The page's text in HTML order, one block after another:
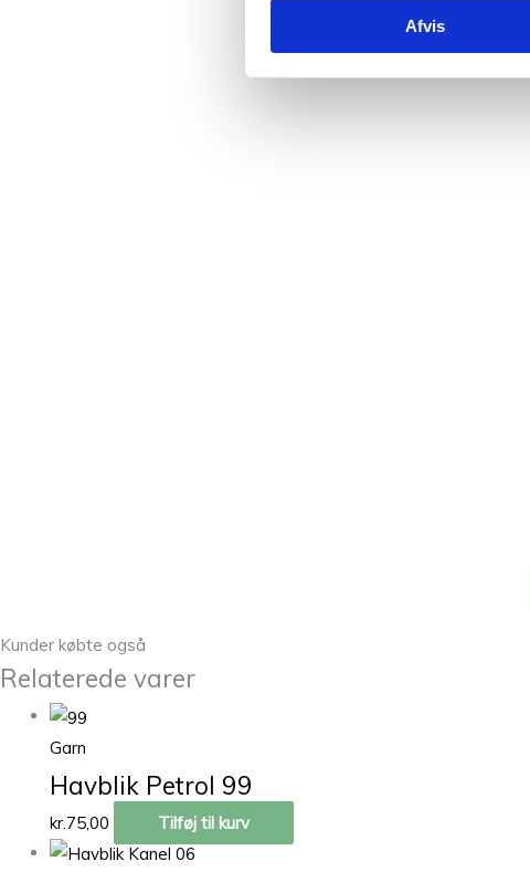
Afvis
Kunder købte også
Relaterede varer
Garn
Havblik Petrol 99
kr. 75,00 Tilføj til kurv